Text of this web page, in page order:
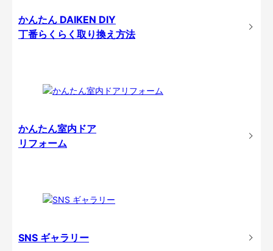
かんたん DAIKEN DIY
丁番らくらく取り換え方法
かんたん室内ドア
リフォーム
SNS ギャラリー